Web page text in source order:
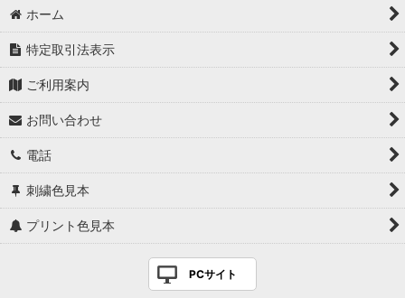
ホーム
特定取引法表示
ご利用案内
お問い合わせ
電話
刺繍色見本
プリント色見本
PCサイト